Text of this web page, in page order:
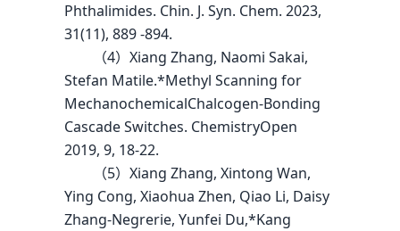
Phthalimides. Chin. J. Syn. Chem. 2023,
31(11), 889 -894.
（4）Xiang Zhang, Naomi Sakai,
Stefan Matile.*Methyl Scanning for
MechanochemicalChalcogen-Bonding
Cascade Switches. ChemistryOpen
2019, 9, 18-22.
（5）Xiang Zhang, Xintong Wan,
Ying Cong, Xiaohua Zhen, Qiao Li, Daisy
Zhang-Negrerie, Yunfei Du,*Kang